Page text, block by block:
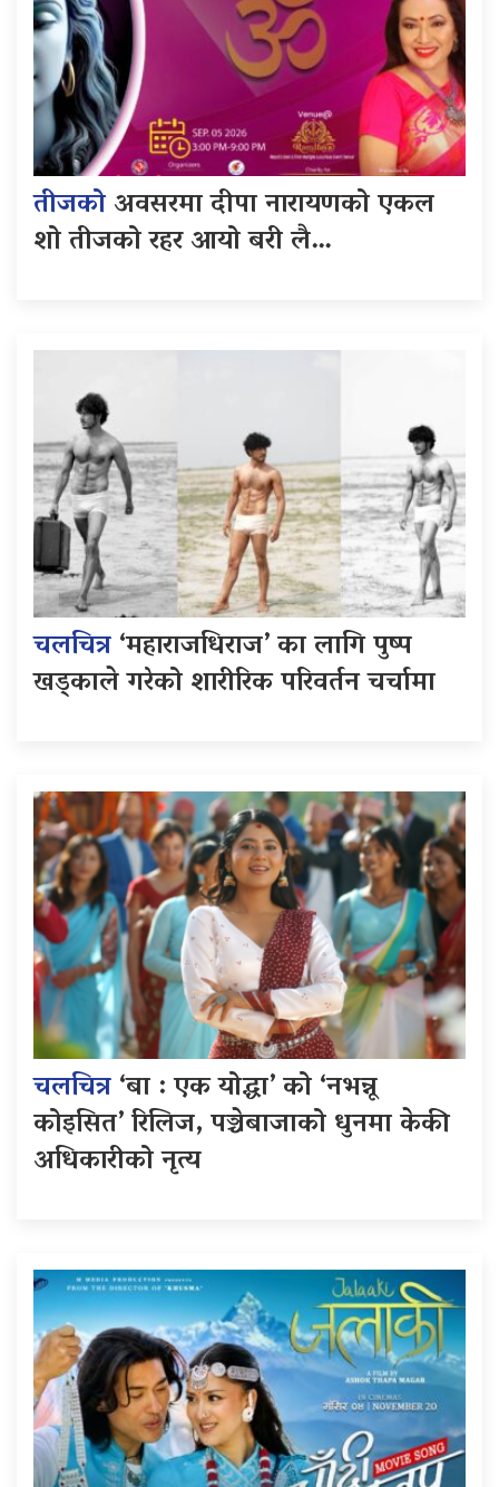
तीजकोअवसरमा दीपा नारायणको एकल
शो तीजको रहर आयो बरी लै…
चलचित्र‘महाराजधिराज’ का लागि पुष्प
खड्काले गरेको शारीरिक परिवर्तन चर्चामा
चलचित्र‘बा : एक योद्धा’ को ‘नभन्नू
कोइसित’ रिलिज, पञ्चेबाजाको धुनमा केकी
अधिकारीको नृत्य